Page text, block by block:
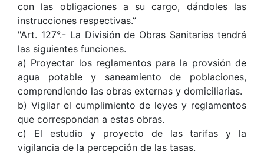
con las obligaciones a su cargo, dándoles las
instrucciones respectivas.”
"Art. 127°.- La División de Obras Sanitarias tendrá
las siguientes funciones.
a) Proyectar los reglamentos para la provsión de
agua potable y saneamiento de poblaciones,
comprendiendo las obras externas y domiciliarias.
b) Vigilar el cumplimiento de leyes y reglamentos
que correspondan a estas obras.
c) El estudio y proyecto de las tarifas y la
vigilancia de la percepción de las tasas.